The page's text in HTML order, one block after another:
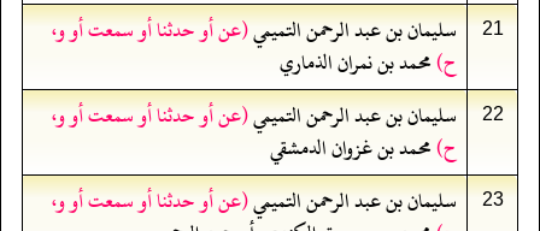
21 سليمان بن عبد الرحمن التميمي(عن أو حدثنا أو سمعت أو و،
ح)محمد بن نمران الذماري
22 سليمان بن عبد الرحمن التميمي(عن أو حدثنا أو سمعت أو و،
ح)محمد بن غزوان الدمشقي
23 سليمان بن عبد الرحمن التميمي(عن أو حدثنا أو سمعت أو و،